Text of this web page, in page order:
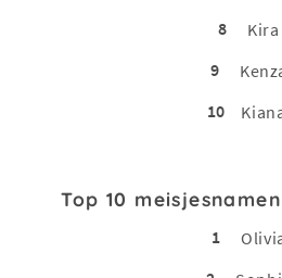
8
Kira
9
10
Top 10
1